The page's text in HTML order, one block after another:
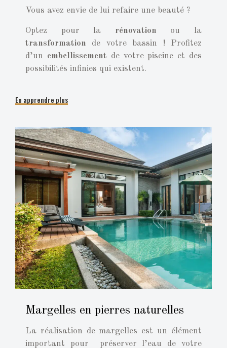
Vous avez envie de lui refaire une beauté ?
Optez pour la rénovation ou la
transformation de votre bassin ! Profitez
d’un embellissement de votre piscine et des
possibilités infinies qui existent.
En apprendre plus
Margelles en pierres naturelles
La réalisation de margelles est un élément
important pour préserver l’eau de votre